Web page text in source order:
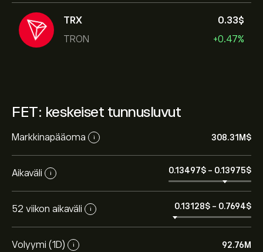
TRX
TRON
0.33‎$‎
+0.47%
FET: keskeiset tunnusluvut
Markkinapääoma i 308.31M‎$‎
Aikaväli i 0.13497‎$‎ - 0.13975‎$‎
52 viikon aikaväli i 0.13128‎$‎ - 0.7694‎$‎
Volyymi (1D) i 92.76M